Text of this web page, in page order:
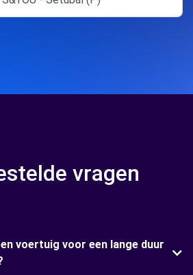
vragen
voertuig voor een lange duur